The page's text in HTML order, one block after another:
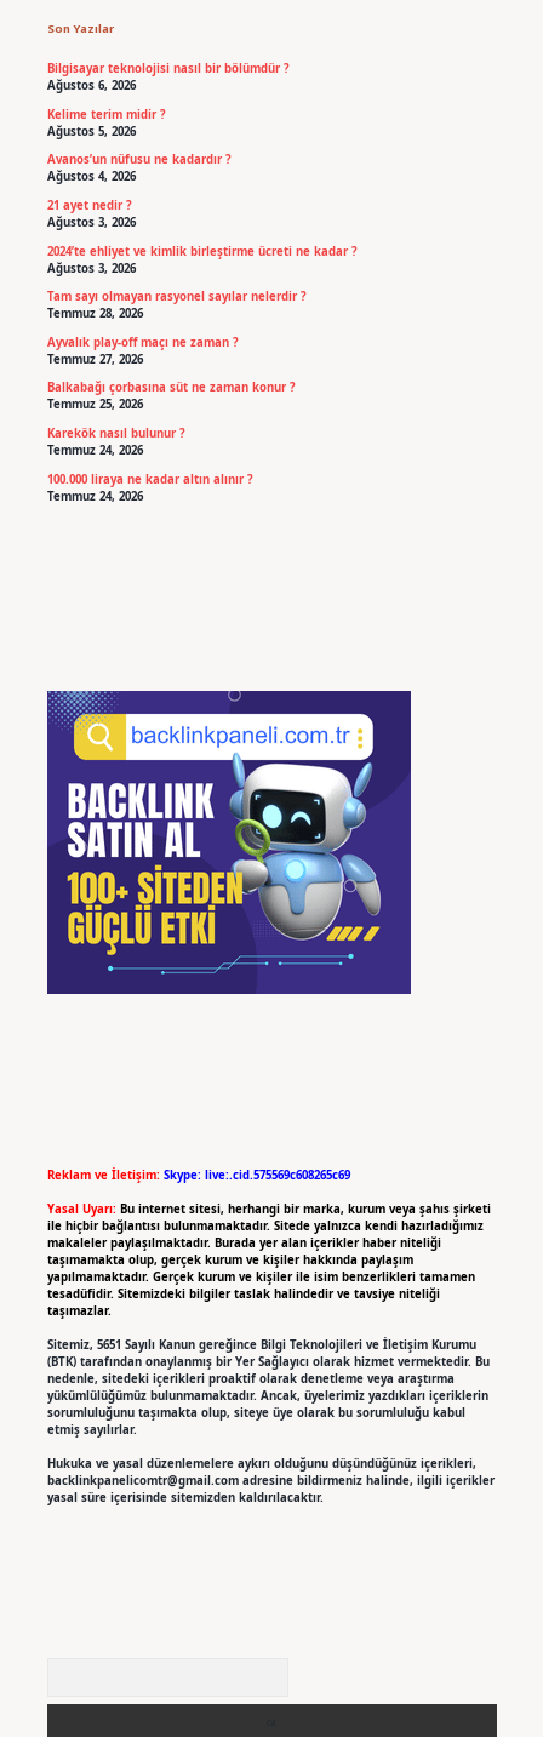
Son Yazılar
Bilgisayar teknolojisi nasıl bir bölümdür ?
Ağustos 6, 2026
Kelime terim midir ?
Ağustos 5, 2026
Avanos’un nüfusu ne kadardır ?
Ağustos 4, 2026
21 ayet nedir ?
Ağustos 3, 2026
2024’te ehliyet ve kimlik birleştirme ücreti ne kadar ?
Ağustos 3, 2026
Tam sayı olmayan rasyonel sayılar nelerdir ?
Temmuz 28, 2026
Ayvalık play-off maçı ne zaman ?
Temmuz 27, 2026
Balkabağı çorbasına süt ne zaman konur ?
Temmuz 25, 2026
Karekök nasıl bulunur ?
Temmuz 24, 2026
100.000 liraya ne kadar altın alınır ?
Temmuz 24, 2026
Reklam ve İletişim: Skype: live:.cid.575569c608265c69
Yasal Uyarı: Bu internet sitesi, herhangi bir marka, kurum veya şahıs şirketi
ile hiçbir bağlantısı bulunmamaktadır. Sitede yalnızca kendi hazırladığımız
makaleler paylaşılmaktadır. Burada yer alan içerikler haber niteliği
taşımamakta olup, gerçek kurum ve kişiler hakkında paylaşım
yapılmamaktadır. Gerçek kurum ve kişiler ile isim benzerlikleri tamamen
tesadüfidir. Sitemizdeki bilgiler taslak halindedir ve tavsiye niteliği
taşımazlar.
Sitemiz, 5651 Sayılı Kanun gereğince Bilgi Teknolojileri ve İletişim Kurumu
(BTK) tarafından onaylanmış bir Yer Sağlayıcı olarak hizmet vermektedir. Bu
nedenle, sitedeki içerikleri proaktif olarak denetleme veya araştırma
yükümlülüğümüz bulunmamaktadır. Ancak, üyelerimiz yazdıkları içeriklerin
sorumluluğunu taşımakta olup, siteye üye olarak bu sorumluluğu kabul
etmiş sayılırlar.
Hukuka ve yasal düzenlemelere aykırı olduğunu düşündüğünüz içerikleri,
backlinkpanelicomtr@gmail.comadresine bildirmeniz halinde, ilgili içerikler
yasal süre içerisinde sitemizden kaldırılacaktır.